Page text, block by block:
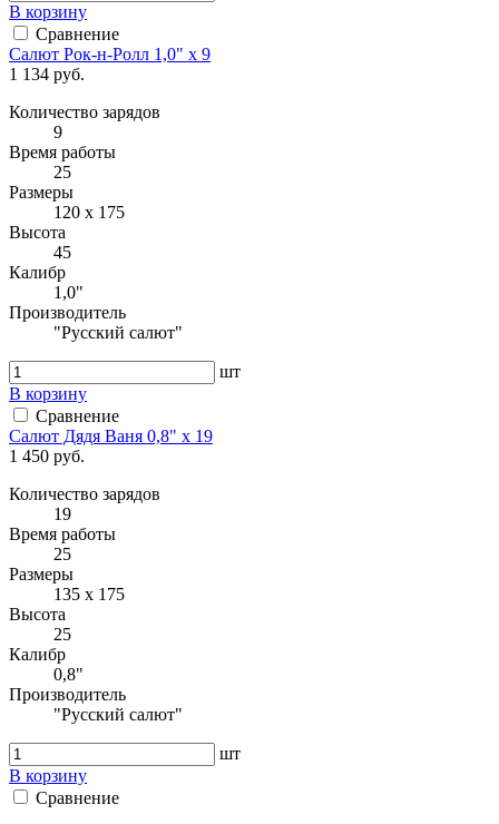
В корзину
Сравнение
Салют Рок-н-Ролл 1,0" х 9
1 134 руб.
Количество зарядов
9
Время работы
25
Размеры
120 х 175
Высота
45
Калибр
1,0"
Производитель
"Русский салют"
шт
В корзину
Сравнение
Салют Дядя Ваня 0,8" х 19
1 450 руб.
Количество зарядов
19
Время работы
25
Размеры
135 х 175
Высота
25
Калибр
0,8"
Производитель
"Русский салют"
шт
В корзину
Сравнение